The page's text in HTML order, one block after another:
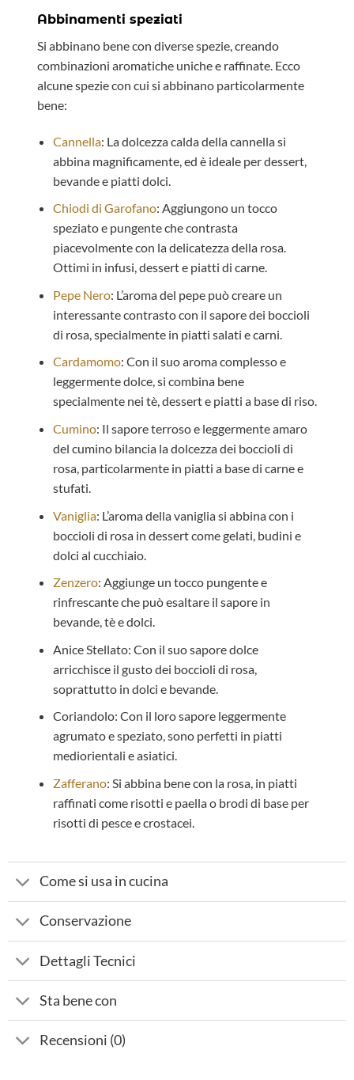
Abbinamenti speziati
Si abbinano bene con diverse spezie, creando
combinazioni aromatiche uniche e raffinate. Ecco
alcune spezie con cui si abbinano particolarmente
bene:
Cannella: La dolcezza calda della cannella si
abbina magnificamente, ed è ideale per dessert,
bevande e piatti dolci.
Chiodi di Garofano: Aggiungono un tocco
speziato e pungente che contrasta
piacevolmente con la delicatezza della rosa.
Ottimi in infusi, dessert e piatti di carne.
Pepe Nero: L’aroma del pepe può creare un
interessante contrasto con il sapore dei boccioli
di rosa, specialmente in piatti salati e carni.
Cardamomo: Con il suo aroma complesso e
leggermente dolce, si combina bene
specialmente nei tè, dessert e piatti a base di riso.
Cumino: Il sapore terroso e leggermente amaro
del cumino bilancia la dolcezza dei boccioli di
rosa, particolarmente in piatti a base di carne e
stufati.
Vaniglia: L’aroma della vaniglia si abbina con i
boccioli di rosa in dessert come gelati, budini e
dolci al cucchiaio.
Zenzero: Aggiunge un tocco pungente e
rinfrescante che può esaltare il sapore in
bevande, tè e dolci.
Anice Stellato: Con il suo sapore dolce
arricchisce il gusto dei boccioli di rosa,
soprattutto in dolci e bevande.
Coriandolo: Con il loro sapore leggermente
agrumato e speziato, sono perfetti in piatti
mediorientali e asiatici.
Zafferano: Si abbina bene con la rosa, in piatti
raffinati come risotti e paella o brodi di base per
risotti di pesce e crostacei.
Come si usa in cucina
Conservazione
Dettagli Tecnici
Sta bene con
Recensioni (0)